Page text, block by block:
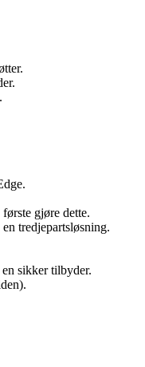
gjøre dette.
tredjepartsløsning.
sikker tilbyder.